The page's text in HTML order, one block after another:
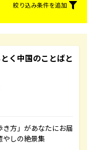
絞り込み条件を追加
く中国のことばと
方」があなたにお届
やしの絶景集